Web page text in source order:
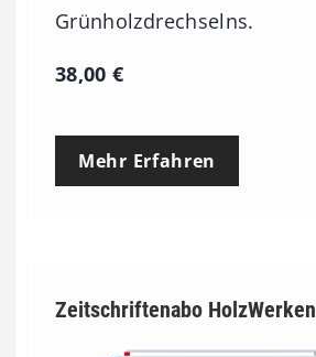
Grünholzdrechselns.
38,00€
Mehr Erfahren
Zeitschriftenabo HolzWerken